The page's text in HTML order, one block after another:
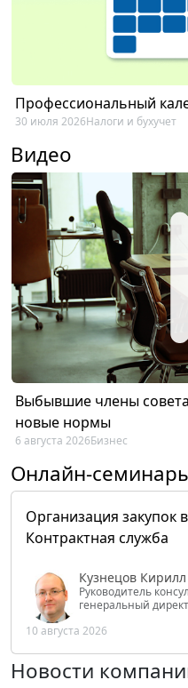
Профессиональный
30 июля 2026Налоги и бухучет
Видео
Выбывшие члены
новые нормы
6 августа 2026Бизнес
Онлайн-
Организация закупок
Контрактная служба
Кузнецов
Руководитель
генеральный
РФ
10 августа 2026
Новости